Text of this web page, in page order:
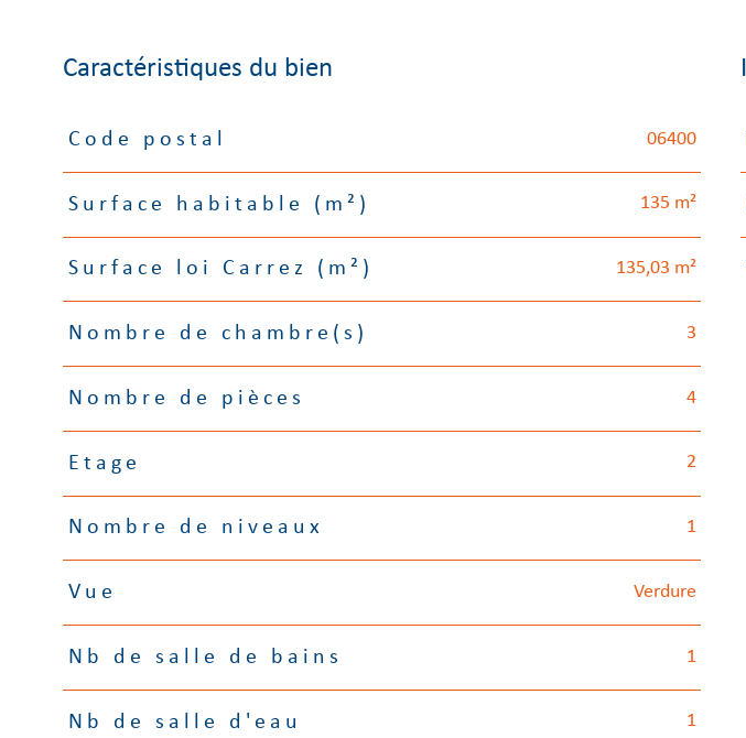
Caractéristiques du bien
Caractéristiques Valeurs
Code postal 06400
Surface habitable (m²) 135 m²
Surface loi Carrez (m²) 135,03 m²
Nombre de chambre(s) 3
Nombre de pièces 4
Etage 2
Nombre de niveaux 1
Vue Verdure
Nb de salle de bains 1
Nb de salle d'eau 1